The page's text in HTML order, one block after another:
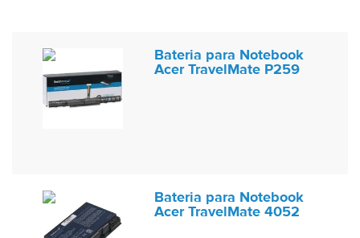
Bateria para Notebook
Acer TravelMate P259
Bateria para Notebook
Acer TravelMate 4052